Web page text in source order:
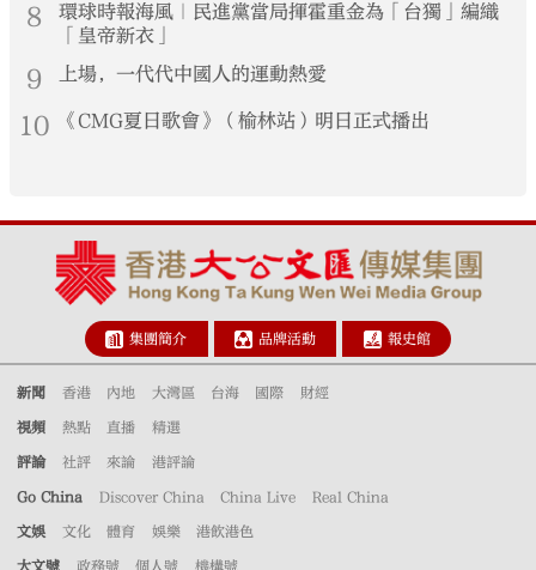
8
環球時報海風｜民進黨當局揮霍重金為「台獨」編織
「皇帝新衣」
9 上場，一代代中國人的運動熱愛
10 《CMG夏日歌會》（榆林站）明日正式播出
集團簡介 品牌活動 報史館
新聞 香港 內地 大灣區 台海 國際 財經
視頻 熱點 直播 精選
評論 社評 來論 港評論
Go China Discover China China Live Real China
文娛 文化 體育 娛樂 港飲港色
大文號 政務號 個人號 機構號